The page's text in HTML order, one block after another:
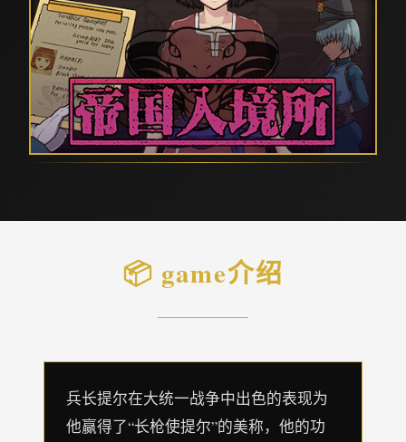
📦 game介绍
兵长提尔在大统一战争中出色的表现为
他赢得了“长枪使提尔”的美称，他的功